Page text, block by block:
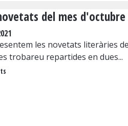
del mes
les novetats literàries
trobareu repartides en dues...